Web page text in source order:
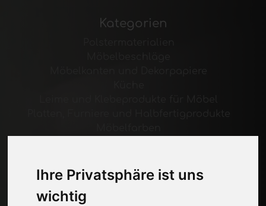
Ihre Privatsphäre ist uns
wichtig
Kategorien
Technologische Materialien
Maschinen und Software für die